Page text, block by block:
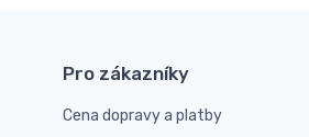
Pro zákazníky
Cena dopravy a platby